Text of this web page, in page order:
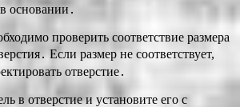
основании․
проверить соответствие размера
Если размер не соответствует,
отверстие․
в отверстие и установите его с